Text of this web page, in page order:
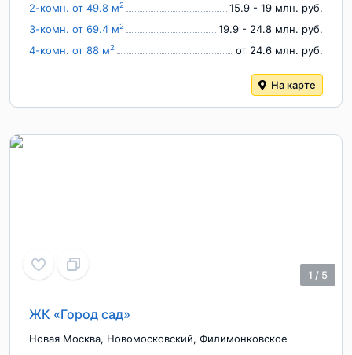
2-комн. от 49.8 м2
15.9 - 19 млн. руб.
3-комн. от 69.4 м2
19.9 - 24.8 млн. руб.
4-комн. от 88 м2 от 24.6 млн. руб.
На карте
1 / 5
ЖК «Город сад»
Новая Москва, Новомосковский, Филимонковское